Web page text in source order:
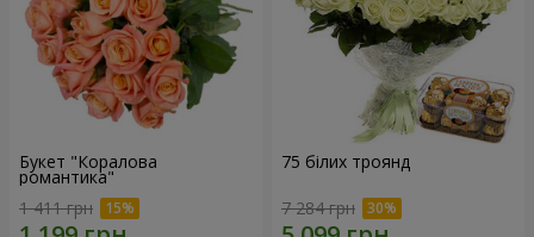
Букет "Коралова
романтика"
1 411 грн
75 білих троянд
7 284 грн